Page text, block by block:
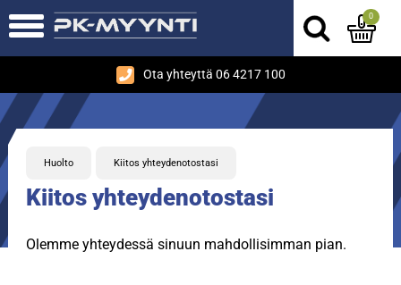
Ota yhteyttä 06 4217 100
0
Huolto Kiitos yhteydenotostasi
Kiitos yhteydenotostasi
Olemme yhteydessä sinuun mahdollisimman pian.